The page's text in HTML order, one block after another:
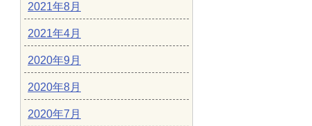
2021年8月
2021年4月
2020年9月
2020年8月
2020年7月